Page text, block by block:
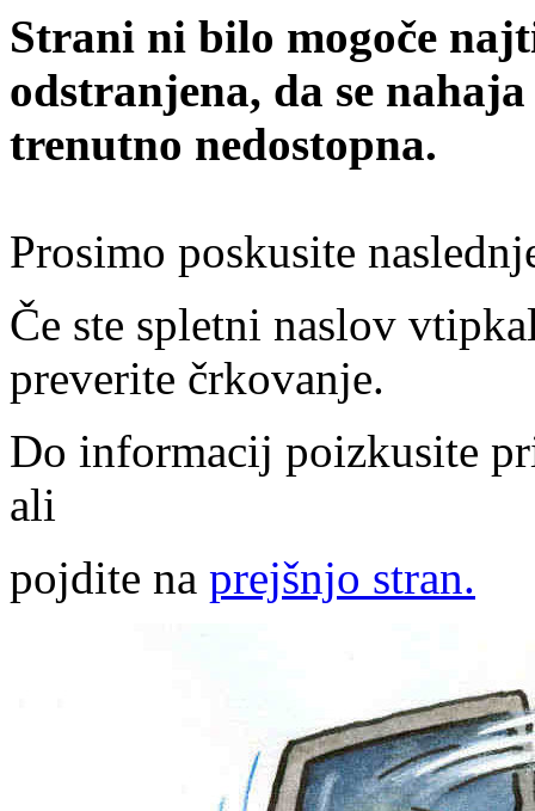
Strani ni bilo mogoče
odstranjena, da se
trenutno nedostopna.
Prosimo poskusite
Če ste spletni naslov
preverite črkovanje.
Do informacij poizkusite
ali
pojdite na prejšnjo stran.